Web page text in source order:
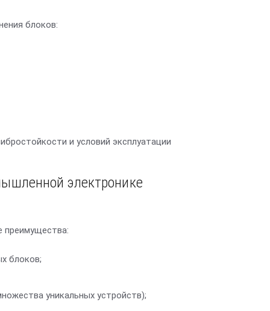
блоков:
и условий эксплуатации
электронике
преимущества:
блоков;
уникальных устройств);